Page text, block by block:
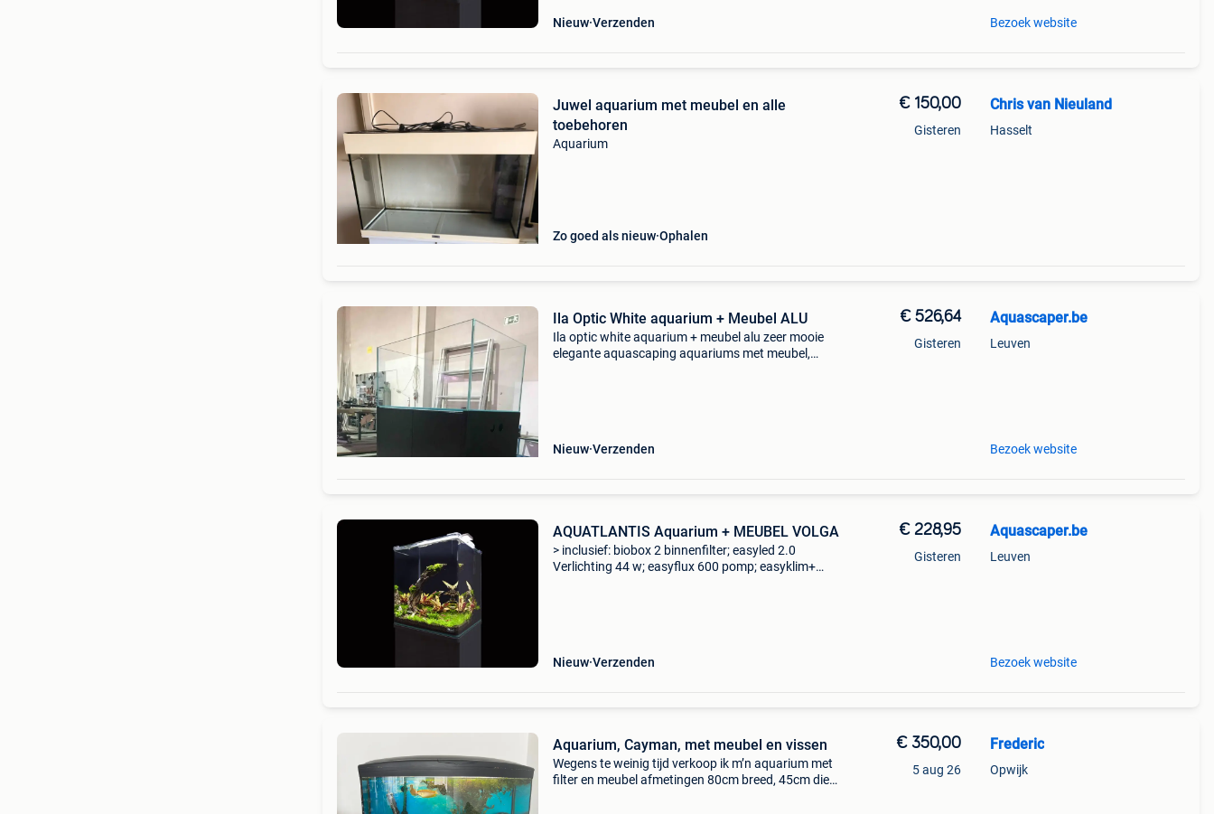
Nieuw Verzenden Bezoek website
Juwel aquarium met meubel en alle
toebehoren
Aquarium
Zo goed als nieuw Ophalen
€ 150,00
Gisteren
Chris van Nieuland
Hasselt
Ila Optic White aquarium + Meubel ALU
Ila optic white aquarium + meubel alu zeer mooie
elegante aquascaping aquariums met meubel,
Nieuw Verzenden
€ 526,64
Gisteren
Aquascaper.be
Leuven
Bezoek website
AQUATLANTIS Aquarium + MEUBEL VOLGA
> inclusief: biobox 2 binnenfilter; easyled 2.0
Verlichting 44 w; easyflux 600 pomp; easyklim+
Nieuw Verzenden
€ 228,95
Gisteren
Aquascaper.be
Leuven
Bezoek website
Aquarium, Cayman, met meubel en vissen
Wegens te weinig tijd verkoop ik m’n aquarium met
filter en meubel afmetingen 80cm breed, 45cm diep
€ 350,00
5 aug 26
Frederic
Opwijk